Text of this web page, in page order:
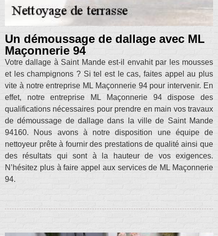
Un démoussage de dallage avec ML
Maçonnerie 94
Votre dallage à Saint Mande est-il envahit par les mousses
et les champignons ? Si tel est le cas, faites appel au plus
vite à notre entreprise ML Maçonnerie 94 pour intervenir. En
effet, notre entreprise ML Maçonnerie 94 dispose des
qualifications nécessaires pour prendre en main vos travaux
de démoussage de dallage dans la ville de Saint Mande
94160. Nous avons à notre disposition une équipe de
nettoyeur prête à fournir des prestations de qualité ainsi que
des résultats qui sont à la hauteur de vos exigences.
N’hésitez plus à faire appel aux services de ML Maçonnerie
94.